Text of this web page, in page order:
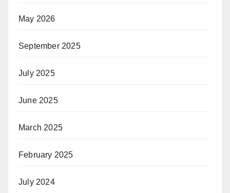
May 2026
September 2025
July 2025
June 2025
March 2025
February 2025
July 2024